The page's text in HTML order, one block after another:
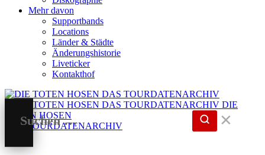
Mehr davon
Supportbands
Locations
Länder & Städte
Änderungshistorie
Liveticker
Kontakthof
DIE
TOTEN HOSEN
DAS TOURDATENARCHIV
✕